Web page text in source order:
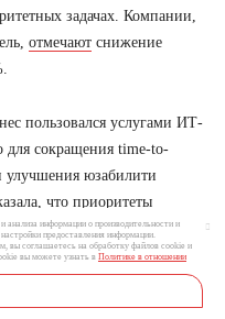
задачах. Компании,
отмечают снижение
пользовался услугами ИТ-
для сокращения time-to-
улучшения юзабилити
что приоритеты
издержек играет
Outsourcing Survey report,
с целью
больше гибкости,
информации о производительности и
предоставления информации.
вы соглашаетесь на обработку файлов cookie и
вы можете узнать в Политике в отношении